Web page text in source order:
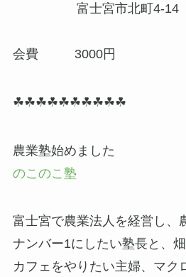
富士宮市北町4-14
会費 3000円
☘☘☘☘☘☘☘☘☘☘
農業塾始めました
のこのこ塾
富士宮で農業法人を経営し、
ナンバー1にしたい塾長と、
カフェをやりたい主婦、マク